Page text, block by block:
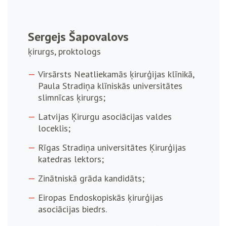
Sergejs Šapovalovs
ķirurgs, proktologs
Virsārsts Neatliekamās ķirurģijas klīnikā,
Paula Stradiņa klīniskās universitātes
slimnīcas ķirurgs;
Latvijas Ķirurgu asociācijas valdes
loceklis;
Rīgas Stradiņa universitātes Ķirurģijas
katedras lektors;
Zinātniskā grāda kandidāts;
Eiropas Endoskopiskās ķirurģijas
asociācijas biedrs.